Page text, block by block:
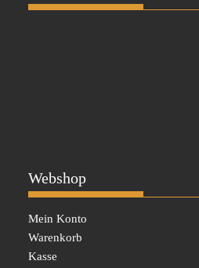
Webshop
Mein Konto
Warenkorb
Kasse